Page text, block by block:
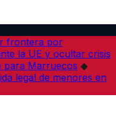
frontera por
la UE y ocultar crisis
para Marruecos ◆
legal de menores en